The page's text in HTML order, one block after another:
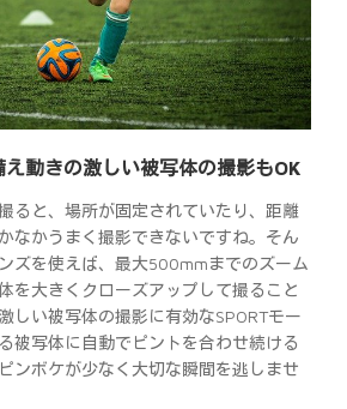
え動きの激しい被写体の撮影もOK
ると、場所が固定されていたり、距離
なかうまく撮影できないですね。そん
ズを使えば、最大500mmまでのズーム
を大きくクローズアップして撮ること
しい被写体の撮影に有効なSPORTモー
被写体に自動でピントを合わせ続ける
ンボケが少なく大切な瞬間を逃しませ